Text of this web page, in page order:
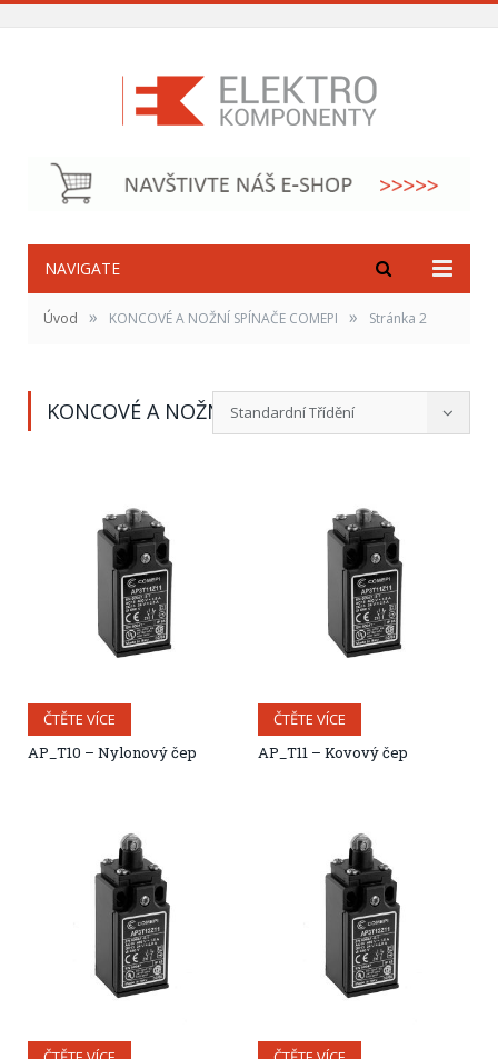
NAVIGATE
Úvod » KONCOVÉ A NOŽNÍ SPÍNAČE COMEPI » Stránka 2
KONCOVÉ A NOŽNÍ SPÍNAČE COMEPI
Standardní Třídění
ČTĚTE VÍCE
AP_T10 – Nylonový čep
ČTĚTE VÍCE
AP_T11 – Kovový čep